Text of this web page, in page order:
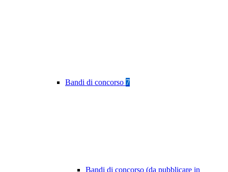
Bandi di concorso 7
Bandi di concorso (da pubblicare in